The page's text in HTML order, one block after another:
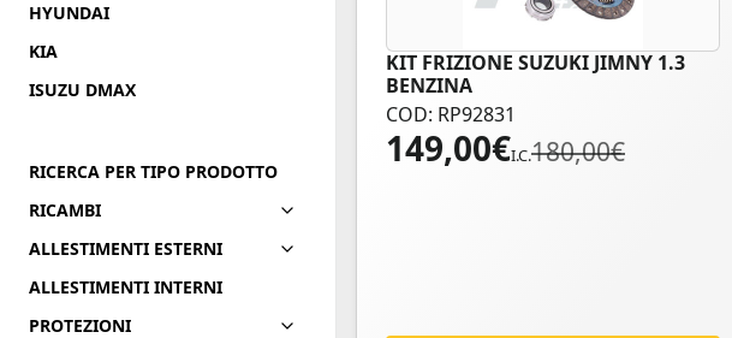
HYUNDAI
KIA
ISUZU DMAX
RICERCA PER TIPO PRODOTTO
RICAMBI
ALLESTIMENTI ESTERNI
ALLESTIMENTI INTERNI
PROTEZIONI
KIT FRIZIONE SUZUKI JIMNY 1.3
BENZINA
COD: RP92831
180,00€
Il
prezzo
149,00€
Il
prezzo
I.C.